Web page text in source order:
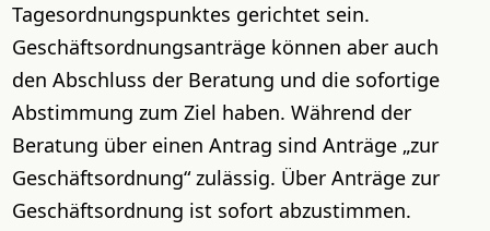
Tagesordnungspunktes gerichtet sein.
Geschäftsordnungsanträge können aber auch
den Abschluss der Beratung und die sofortige
Abstimmung zum Ziel haben. Während der
Beratung über einen Antrag sind Anträge „zur
Geschäftsordnung“ zulässig. Über Anträge zur
Geschäftsordnung ist sofort abzustimmen.